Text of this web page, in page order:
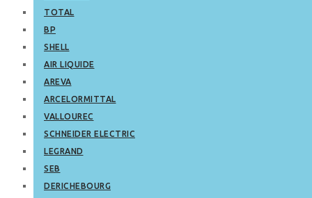
TOTAL
BP
SHELL
AIR LIQUIDE
AREVA
ARCELORMITTAL
VALLOUREC
SCHNEIDER ELECTRIC
LEGRAND
SEB
DERICHEBOURG